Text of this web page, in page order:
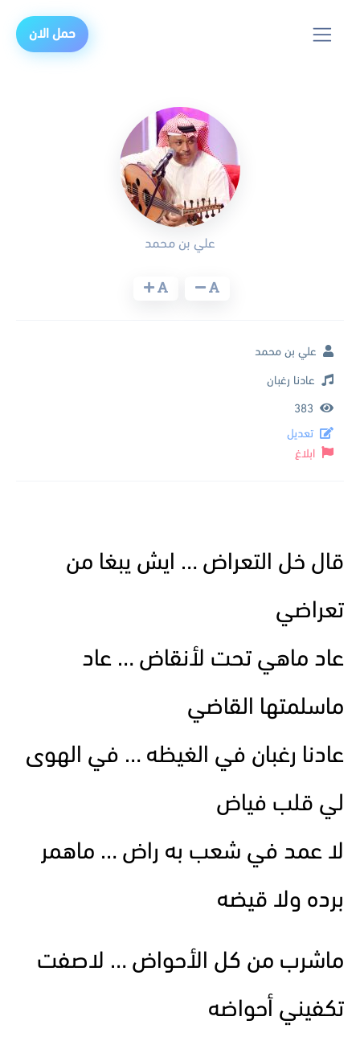
حمل الان
قال خل التعراض … ايش يبغا من
تعراضي
عاد ماهي تحت لأنقاض … عاد
ماسلمتها القاضي
عادنا رغبان في الغيظه … في الهوى
لي قلب فياض
لا عمد في شعب به راض … ماهمر
برده ولا قيضه
ماشرب من كل الأحواض … لاصفت
تكفيني أحواضه
علي بن محمد
علي بن محمد
عادنا رغبان
383
تعديل
ابلاغ